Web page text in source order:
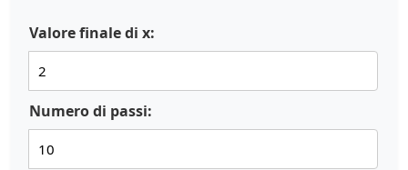
Valore finale di x:
Numero di passi: